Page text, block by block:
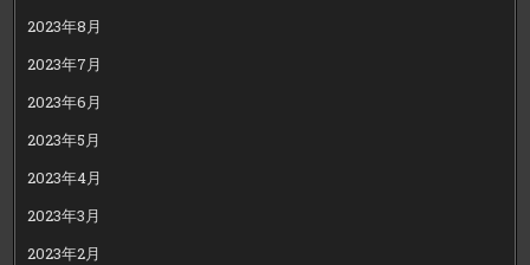
2023年8月
2023年7月
2023年6月
2023年5月
2023年4月
2023年3月
2023年2月